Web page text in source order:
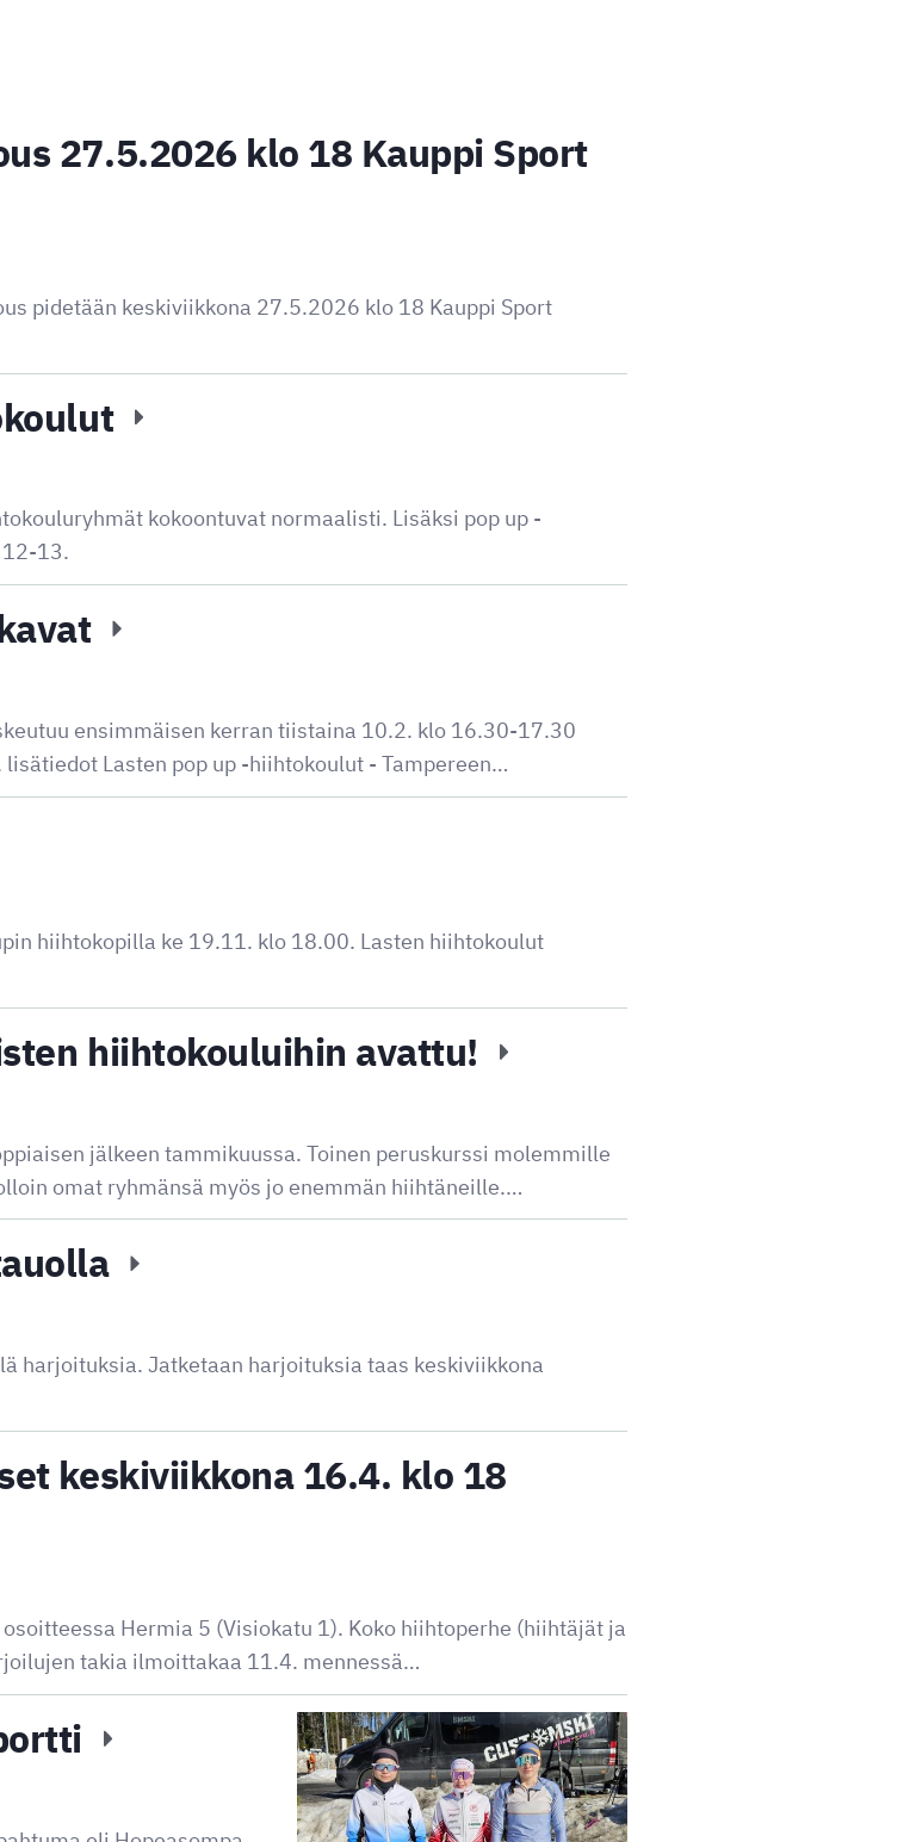
27.5.2026 klo 18 Kauppi Sport
pidetään keskiviikkona 27.5.2026 klo 18 Kauppi Sport
kokoontuvat normaalisti. Lisäksi pop up -
13.
ensimmäisen kerran tiistaina 10.2. klo 16.30-17.30
Lasten pop up -hiihtokoulut - Tampereen…
hiihtokopilla ke 19.11. klo 18.00. Lasten hiihtokoulut
hiihtokouluihin avattu!
jälkeen tammikuussa. Toinen peruskurssi molemmille
omat ryhmänsä myös jo enemmän hiihtäneille.…
harjoituksia. Jatketaan harjoituksia taas keskiviikkona
keskiviikkona 16.4. klo 18
Hermia 5 (Visiokatu 1). Koko hiihtoperhe (hiihtäjät ja
takia ilmoittakaa 11.4. mennessä…